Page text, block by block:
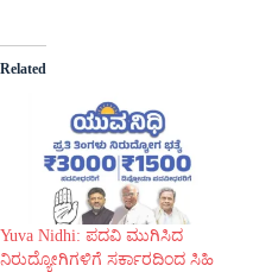
Related
Yuva Nidhi: ಪದವಿ ಮುಗಿಸಿದ
ನಿರುದ್ಯೋಗಿಗಳಿಗೆ ಸರ್ಕಾರದಿಂದ ಸಿಹಿ